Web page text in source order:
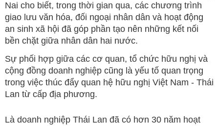
Nai cho biết, trong thời gian qua, các chương trình
giao lưu văn hóa, đối ngoại nhân dân và hoạt động
an sinh xã hội đã góp phần tạo nên những kết nối
bền chặt giữa nhân dân hai nước.
Sự phối hợp giữa các cơ quan, tổ chức hữu nghị và
cộng đồng doanh nghiệp cũng là yếu tố quan trọng
trong việc thúc đẩy quan hệ hữu nghị Việt Nam - Thái
Lan từ cấp địa phương.
Là doanh nghiệp Thái Lan đã có hơn 30 năm hoạt